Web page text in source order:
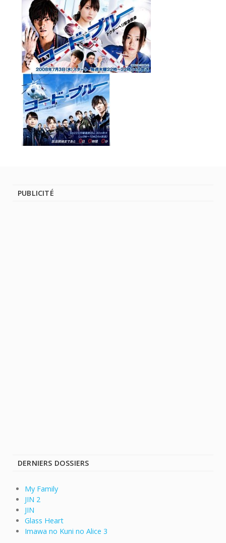
PUBLICITÉ
DERNIERS DOSSIERS
My Family
JIN 2
JIN
Glass Heart
Imawa no Kuni no Alice 3